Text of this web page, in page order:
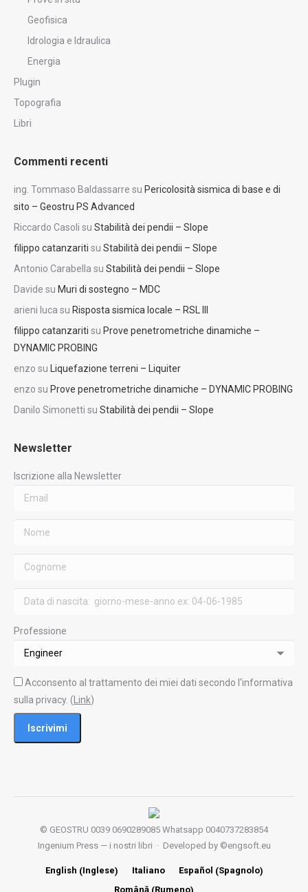
Geofisica
Idrologia e Idraulica
Energia
Plugin
Topografia
Libri
Commenti recenti
ing. Tommaso Baldassarre su Pericolosità sismica di base e di
sito – Geostru PS Advanced
Riccardo Casoli su Stabilità dei pendii – Slope
filippo catanzariti su Stabilità dei pendii – Slope
Antonio Carabella su Stabilità dei pendii – Slope
Davide su Muri di sostegno – MDC
arieni luca su Risposta sismica locale – RSL III
filippo catanzariti su Prove penetrometriche dinamiche –
DYNAMIC PROBING
enzo su
Liquefazione terreni – Liquiter
enzo su Prove penetrometriche dinamiche – DYNAMIC PROBING
Danilo Simonetti su Stabilità dei pendii – Slope
Newsletter
Iscrizione alla Newsletter
Professione
Acconsento al trattamento dei miei dati secondo l'informativa
sulla privacy. ( Link)
© GEOSTRU 0039 0690289085 Whatsapp 0040737283854
Ingenium Press — i nostri libri · Developed by ©engsoft.eu
English (Inglese) Italiano Español (Spagnolo)
Română Rumeno